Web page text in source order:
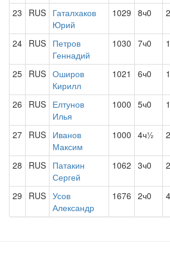
23 RUS Гаталхаков
Юрий
1029 8ч0
24 RUS Петров
Геннадий
1030 7ч0
25 RUS Оширов
Кирилл
1021 6ч0
26 RUS Елтунов
Илья
1000 5ч0
27 RUS Иванов
Максим
1000 4ч½
28 RUS Патакин
Сергей
1062 3ч0
29 RUS Усов
Александр
1676 2ч0